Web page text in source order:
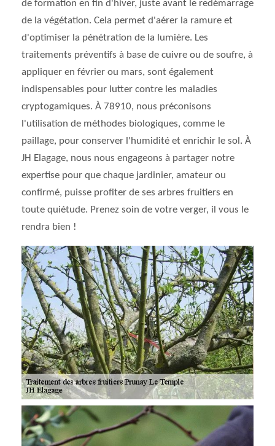
de formation en fin d'hiver, juste avant le redémarrage
de la végétation. Cela permet d'aérer la ramure et
d'optimiser la pénétration de la lumière. Les
traitements préventifs à base de cuivre ou de soufre, à
appliquer en février ou mars, sont également
indispensables pour lutter contre les maladies
cryptogamiques. À 78910, nous préconisons
l'utilisation de méthodes biologiques, comme le
paillage, pour conserver l'humidité et enrichir le sol. À
JH Elagage, nous nous engageons à partager notre
expertise pour que chaque jardinier, amateur ou
confirmé, puisse profiter de ses arbres fruitiers en
toute quiétude. Prenez soin de votre verger, il vous le
rendra bien !